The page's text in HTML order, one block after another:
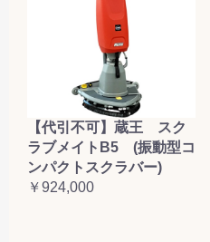
【代引不可】蔵王 スク
ラブメイトB5 (振動型コ
ンパクトスクラバー)
￥924,000